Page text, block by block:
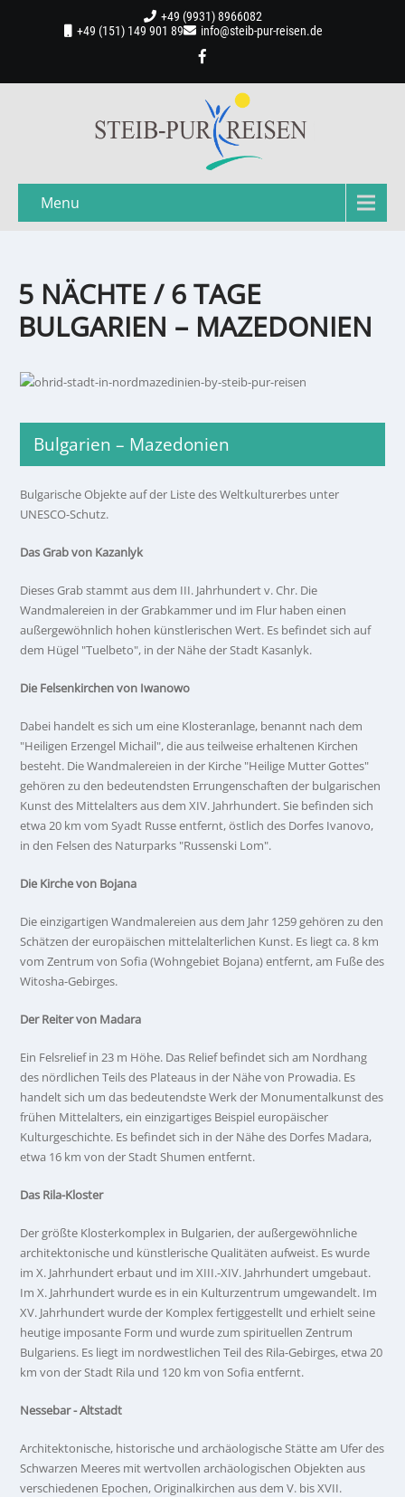
+49 (9931) 8966082
+49 (151) 149 901 89
info@steib-pur-reisen.de
Menu
5 NÄCHTE / 6 TAGE
BULGARIEN – MAZEDONIEN
Bulgarien – Mazedonien
Bulgarische Objekte auf der Liste des Weltkulturerbes unter
UNESCO-Schutz.
Das Grab von Kazanlyk
Dieses Grab stammt aus dem III. Jahrhundert v. Chr. Die
Wandmalereien in der Grabkammer und im Flur haben einen
außergewöhnlich hohen künstlerischen Wert. Es befindet sich auf
dem Hügel "Tuelbeto", in der Nähe der Stadt Kasanlyk.
Die Felsenkirchen von Iwanowo
Dabei handelt es sich um eine Klosteranlage, benannt nach dem
"Heiligen Erzengel Michail", die aus teilweise erhaltenen Kirchen
besteht. Die Wandmalereien in der Kirche "Heilige Mutter Gottes"
gehören zu den bedeutendsten Errungenschaften der bulgarischen
Kunst des Mittelalters aus dem XІV. Jahrhundert. Sie befinden sich
etwa 20 km vom Syadt Russe entfernt, östlich des Dorfes Ivanovo,
in den Felsen des Naturparks "Russenski Lom".
Die Kirche von Bojana
Die einzigartigen Wandmalereien aus dem Jahr 1259 gehören zu den
Schätzen der europäischen mittelalterlichen Kunst. Es liegt ca. 8 km
vom Zentrum von Sofia (Wohngebiet Bojana) entfernt, am Fuße des
Witosha-Gebirges.
Der Reiter von Madara
Ein Felsrelief in 23 m Höhe. Das Relief befindet sich am Nordhang
des nördlichen Teils des Plateaus in der Nähe von Prowadia. Es
handelt sich um das bedeutendste Werk der Monumentalkunst des
frühen Mittelalters, ein einzigartiges Beispiel europäischer
Kulturgeschichte. Es befindet sich in der Nähe des Dorfes Madara,
etwa 16 km von der Stadt Shumen entfernt.
Das Rila-Kloster
Der größte Klosterkomplex in Bulgarien, der außergewöhnliche
architektonische und künstlerische Qualitäten aufweist. Es wurde
im X. Jahrhundert erbaut und im XIII.-XIV. Jahrhundert umgebaut.
Im X. Jahrhundert wurde es in ein Kulturzentrum umgewandelt. Im
XV. Jahrhundert wurde der Komplex fertiggestellt und erhielt seine
heutige imposante Form und wurde zum spirituellen Zentrum
Bulgariens. Es liegt im nordwestlichen Teil des Rila-Gebirges, etwa 20
km von der Stadt Rila und 120 km von Sofia entfernt.
Nessebar - Altstadt
Architektonische, historische und archäologische Stätte am Ufer des
Schwarzen Meeres mit wertvollen archäologischen Objekten aus
verschiedenen Epochen, Originalkirchen aus dem V. bis XVII.